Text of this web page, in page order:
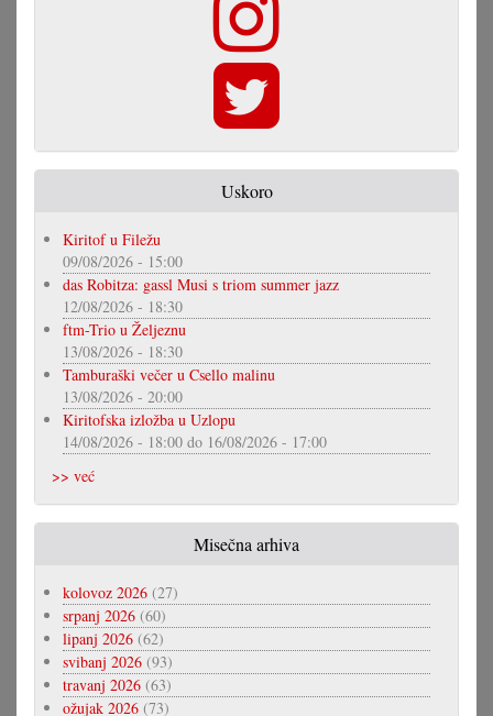
Uskoro
Kiritof u Filežu
09/08/2026 - 15:00
das Robitza: gassl Musi s triom summer jazz
12/08/2026 - 18:30
ftm-Trio u Željeznu
13/08/2026 - 18:30
Tamburaški večer u Csello malinu
13/08/2026 - 20:00
Kiritofska izložba u Uzlopu
14/08/2026 - 18:00 do 16/08/2026 - 17:00
>> već
Misečna arhiva
kolovoz 2026 (27)
srpanj 2026 (60)
lipanj 2026 (62)
svibanj 2026 (93)
travanj 2026 (63)
ožujak 2026 (73)